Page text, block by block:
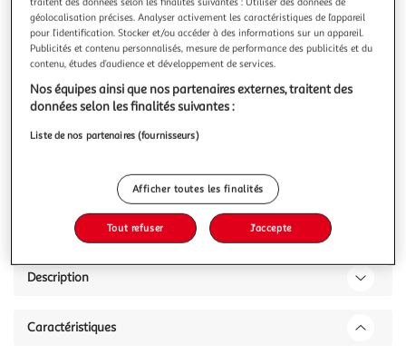
Vendu par Paris Prix
Livr. ou retrait dès 3/4 jours
A partir de 7,99€
Plus d'options
Description
Caractéristiques
géolocalisation précises. Analyser activement les caractéristiques de l’appareil
pour l’identification. Stocker et/ou accéder à des informations sur un appareil.
Publicités et contenu personnalisés, mesure de performance des publicités et du
contenu, études d’audience et développement de services.
Nos équipes ainsi que nos partenaires externes, traitent des
données selon les finalités suivantes :
Liste de nos partenaires (fournisseurs)
Afficher toutes les finalités
Tout refuser J'accepte